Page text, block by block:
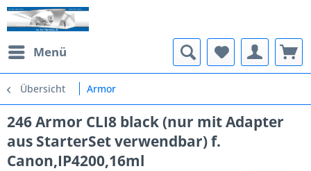
Menü
Übersicht Armor
246 Armor CLI8 black (nur mit Adapter
aus StarterSet verwendbar) f.
Canon,IP4200,16ml